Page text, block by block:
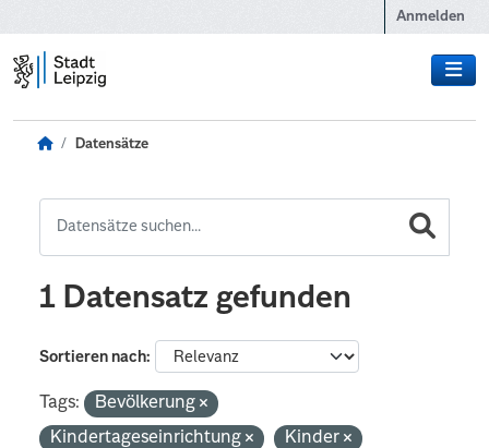
Anmelden
Datensätze
1 Datensatz gefunden
Sortieren nach
Tags:
Bevölkerung
Kindertageseinrichtung
Kinder